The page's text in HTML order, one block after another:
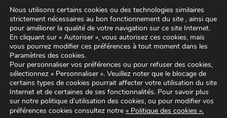
©2024 SAGE ENGINEERING – Tous droits réservés
Mentions légales–Politique de confidentialité
Nous utilisons certains cookies ou des technologies similaires
strictement nécessaires au bon fonctionnement du site , ainsi que
pour améliorer la qualité de votre navigation sur ce site Internet.
En cliquant sur « Autoriser », vous autorisez ces cookies, mais
vous pourrez modifier ces préférences à tout moment dans les
Paramètres des cookies.
Pour personnaliser vos préférences ou pour refuser des cookies,
sélectionnez « Personnaliser ». Veuillez noter que le blocage de
certains types de cookies pourrait affecter votre utilisation du site
Internet et de certaines de ses fonctionnalités. Pour savoir plus
sur notre politique d’utilisation des cookies, ou pour modifier vos
préférences cookies consultez notre « Politique des cookies ».